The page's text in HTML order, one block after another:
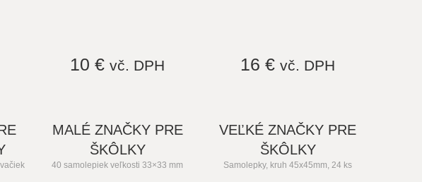
10 € vč. DPH 16 € vč. DPH
MALÉ ZNAČKY PRE
ŠKÔLKY
40 samolepiek veľkosti 33×33 mm
VEĽKÉ ZNAČKY PRE
ŠKÔLKY
Samolepky, kruh 45x45mm, 24 ks